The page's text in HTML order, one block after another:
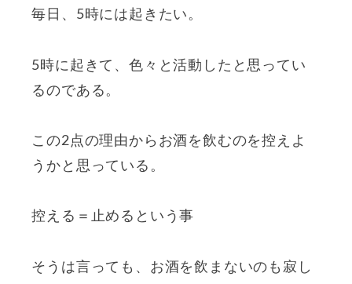
毎日、5時には起きたい。
5時に起きて、色々と活動したと思ってい
るのである。
この2点の理由からお酒を飲むのを控えよ
うかと思っている。
控える＝止めるという事
そうは言っても、お酒を飲まないのも寂し